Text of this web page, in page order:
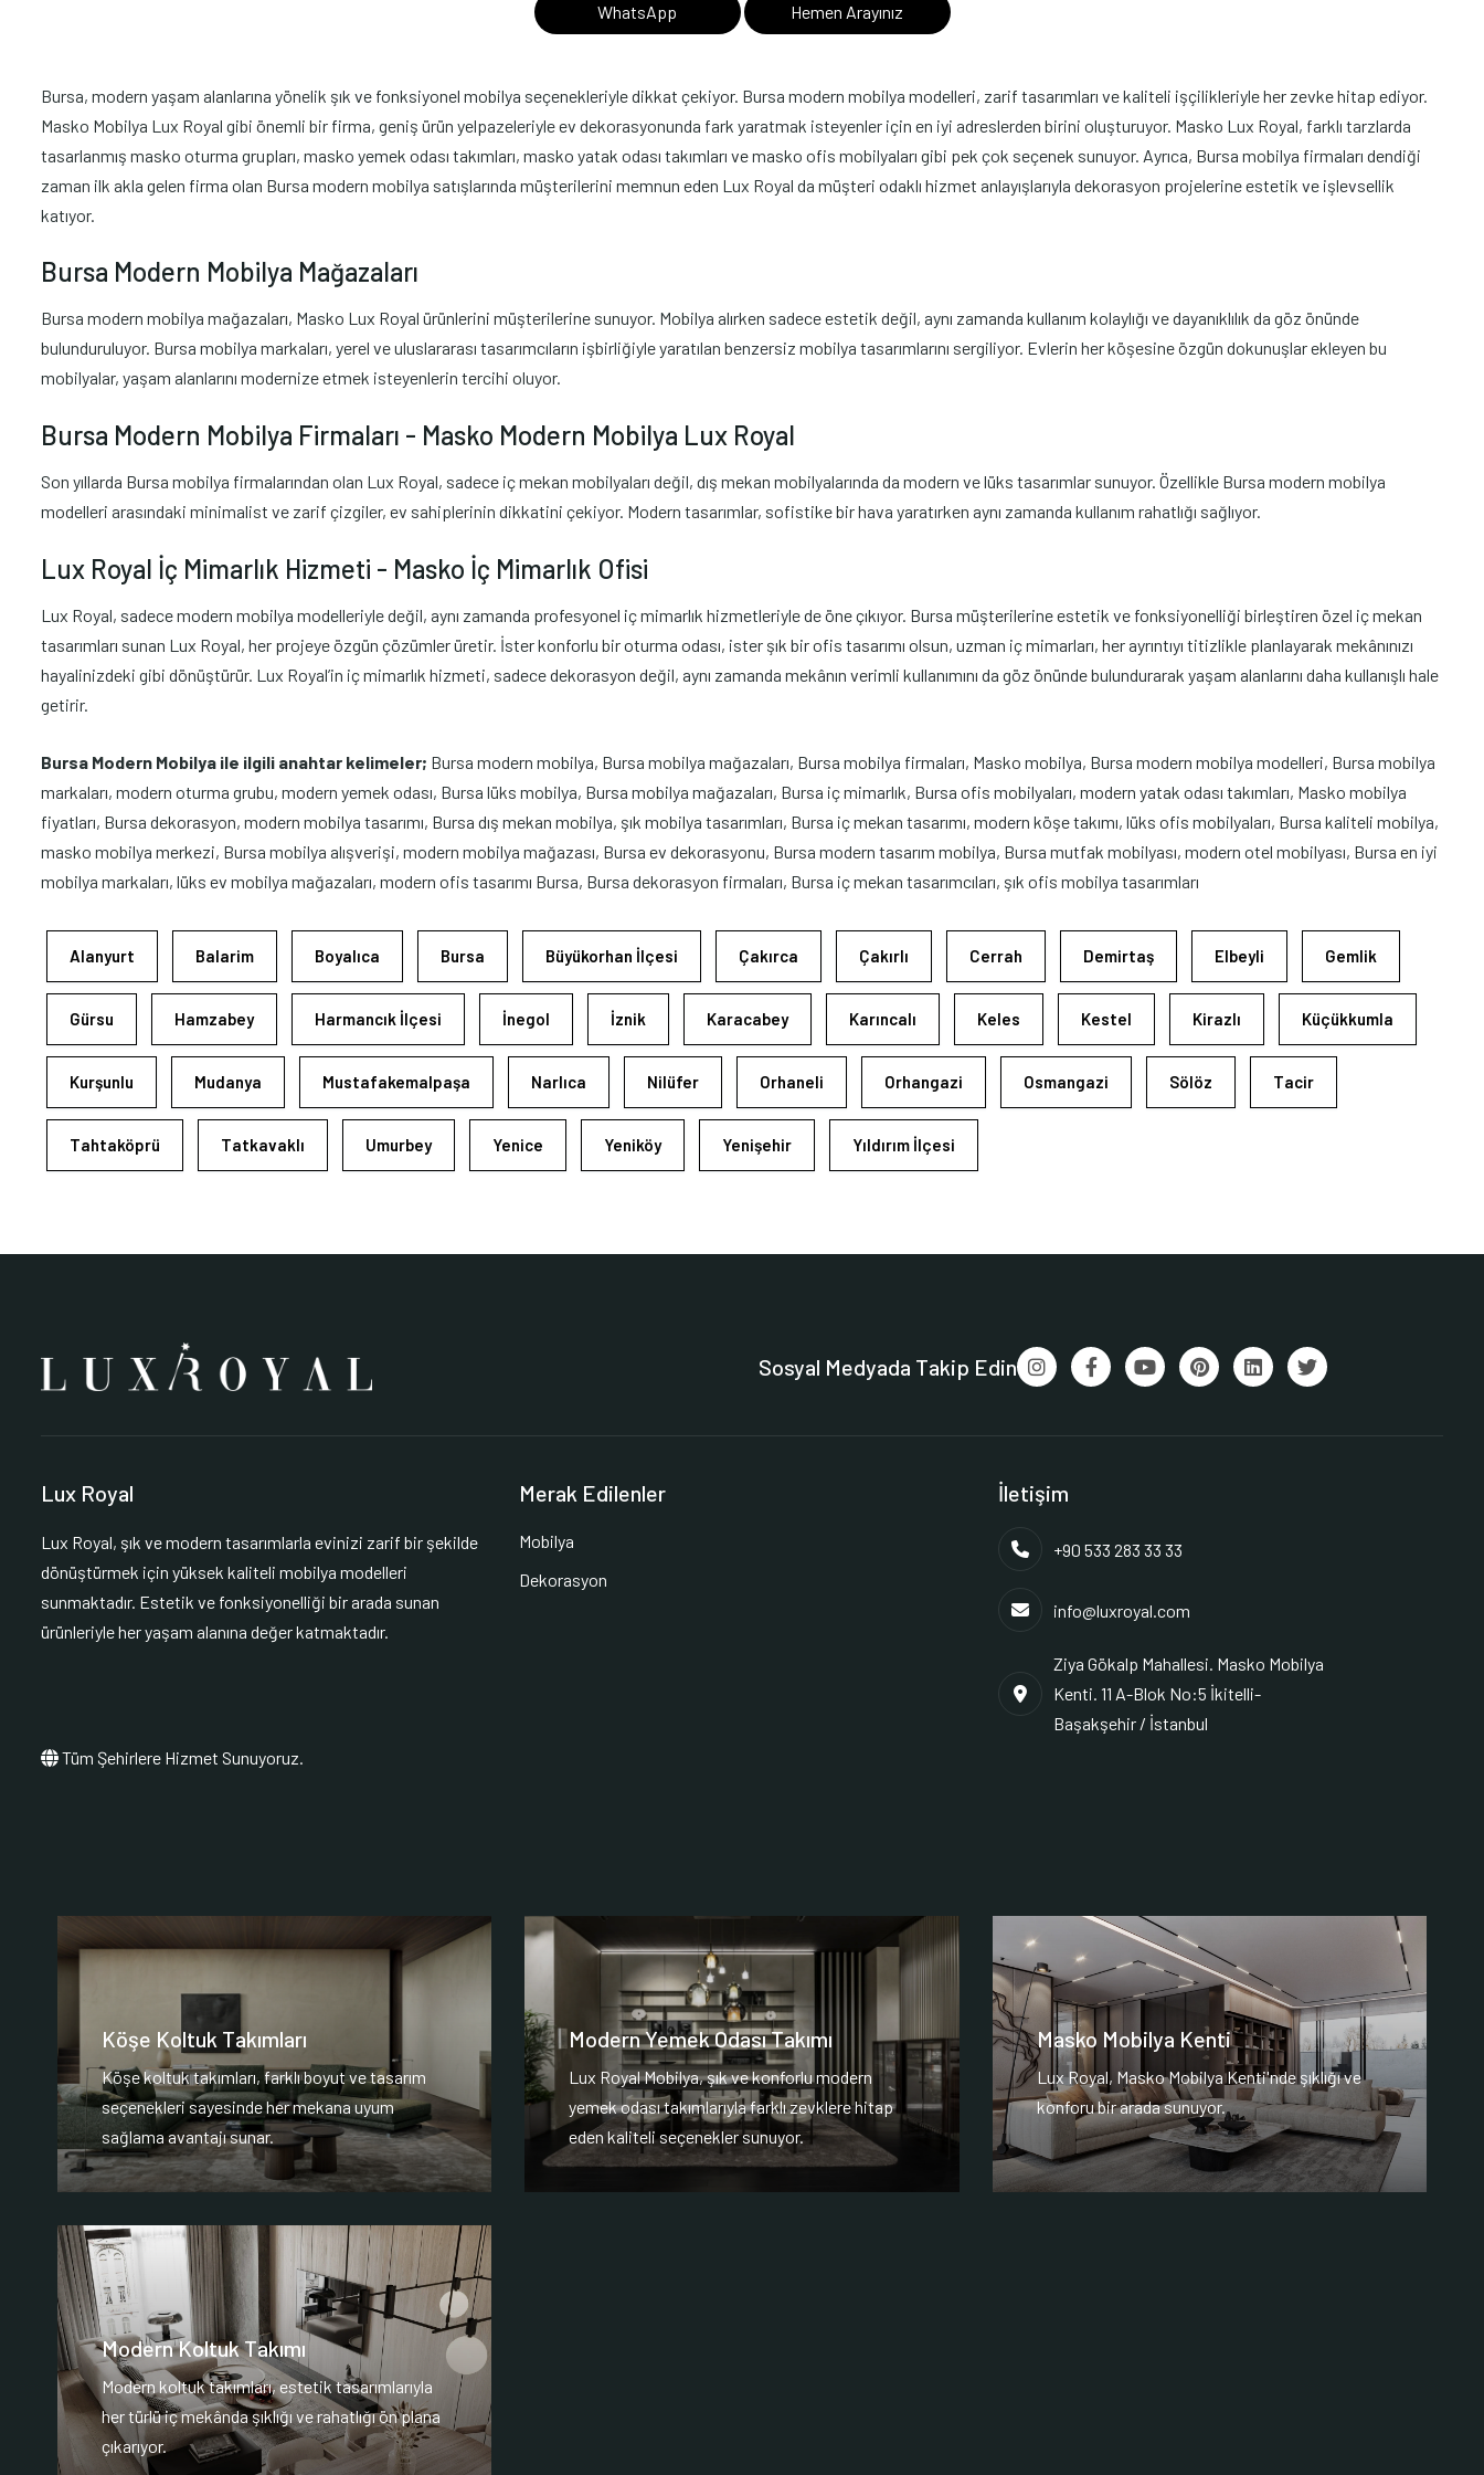
WhatsApp Hemen Arayınız
Bursa, modern yaşam alanlarına yönelik şık ve fonksiyonel mobilya seçenekleriyle dikkat çekiyor. Bursa modern mobilya modelleri, zarif tasarımları ve kaliteli işçilikleriyle her zevke hitap ediyor.
Masko Mobilya Lux Royal gibi önemli bir firma, geniş ürün yelpazeleriyle ev dekorasyonunda fark yaratmak isteyenler için en iyi adreslerden birini oluşturuyor. Masko Lux Royal, farklı tarzlarda
tasarlanmış masko oturma grupları, masko yemek odası takımları, masko yatak odası takımları ve masko ofis mobilyaları gibi pek çok seçenek sunuyor. Ayrıca, Bursa mobilya firmaları dendiği
zaman ilk akla gelen firma olan Bursa modern mobilya satışlarında müşterilerini memnun eden Lux Royal da müşteri odaklı hizmet anlayışlarıyla dekorasyon projelerine estetik ve işlevsellik
katıyor.
Bursa Modern Mobilya Mağazaları
Bursa modern mobilya mağazaları, Masko Lux Royal ürünlerini müşterilerine sunuyor. Mobilya alırken sadece estetik değil, aynı zamanda kullanım kolaylığı ve dayanıklılık da göz önünde
bulunduruluyor. Bursa mobilya markaları, yerel ve uluslararası tasarımcıların işbirliğiyle yaratılan benzersiz mobilya tasarımlarını sergiliyor. Evlerin her köşesine özgün dokunuşlar ekleyen bu
mobilyalar, yaşam alanlarını modernize etmek isteyenlerin tercihi oluyor.
Bursa Modern Mobilya Firmaları - Masko Modern Mobilya Lux Royal
Son yıllarda Bursa mobilya firmalarından olan Lux Royal, sadece iç mekan mobilyaları değil, dış mekan mobilyalarında da modern ve lüks tasarımlar sunuyor. Özellikle Bursa modern mobilya
modelleri arasındaki minimalist ve zarif çizgiler, ev sahiplerinin dikkatini çekiyor. Modern tasarımlar, sofistike bir hava yaratırken aynı zamanda kullanım rahatlığı sağlıyor.
Lux Royal İç Mimarlık Hizmeti - Masko İç Mimarlık Ofisi
Lux Royal, sadece modern mobilya modelleriyle değil, aynı zamanda profesyonel iç mimarlık hizmetleriyle de öne çıkıyor. Bursa müşterilerine estetik ve fonksiyonelliği birleştiren özel iç mekan
tasarımları sunan Lux Royal, her projeye özgün çözümler üretir. İster konforlu bir oturma odası, ister şık bir ofis tasarımı olsun, uzman iç mimarları, her ayrıntıyı titizlikle planlayarak mekânınızı
hayalinizdeki gibi dönüştürür. Lux Royal’in iç mimarlık hizmeti, sadece dekorasyon değil, aynı zamanda mekânın verimli kullanımını da göz önünde bulundurarak yaşam alanlarını daha kullanışlı hale
getirir.
Bursa Modern Mobilya ile ilgili anahtar kelimeler; Bursa modern mobilya, Bursa mobilya mağazaları, Bursa mobilya firmaları, Masko mobilya, Bursa modern mobilya modelleri, Bursa mobilya
markaları, modern oturma grubu, modern yemek odası, Bursa lüks mobilya, Bursa mobilya mağazaları, Bursa iç mimarlık, Bursa ofis mobilyaları, modern yatak odası takımları, Masko mobilya
fiyatları, Bursa dekorasyon, modern mobilya tasarımı, Bursa dış mekan mobilya, şık mobilya tasarımları, Bursa iç mekan tasarımı, modern köşe takımı, lüks ofis mobilyaları, Bursa kaliteli mobilya,
masko mobilya merkezi, Bursa mobilya alışverişi, modern mobilya mağazası, Bursa ev dekorasyonu, Bursa modern tasarım mobilya, Bursa mutfak mobilyası, modern otel mobilyası, Bursa en iyi
mobilya markaları, lüks ev mobilya mağazaları, modern ofis tasarımı Bursa, Bursa dekorasyon firmaları, Bursa iç mekan tasarımcıları, şık ofis mobilya tasarımları
Alanyurt Balarim Boyalıca Bursa Büyükorhan İlçesi Çakırca Çakırlı Cerrah Demirtaş Elbeyli Gemlik
Gürsu Hamzabey Harmancık İlçesi İnegol İznik Karacabey Karıncalı Keles Kestel Kirazlı Küçükkumla
Kurşunlu Mudanya Mustafakemalpaşa Narlıca Nilüfer Orhaneli Orhangazi Osmangazi Sölöz Tacir
Tahtaköprü Tatkavaklı Umurbey Yenice Yeniköy Yenişehir Yıldırım İlçesi
Sosyal Medyada Takip Edin
Lux Royal
Lux Royal, şık ve modern tasarımlarla evinizi zarif bir şekilde
dönüştürmek için yüksek kaliteli mobilya modelleri
sunmaktadır. Estetik ve fonksiyonelliği bir arada sunan
ürünleriyle her yaşam alanına değer katmaktadır.
Tüm Şehirlere Hizmet Sunuyoruz.
Merak Edilenler
Mobilya
Dekorasyon
İletişim
+90 533 283 33 33
info@luxroyal.com
Ziya Gökalp Mahallesi. Masko Mobilya
Kenti. 11 A-Blok No:5 İkitelli-
Başakşehir / İstanbul
Köşe Koltuk Takımları
Köşe koltuk takımları, farklı boyut ve tasarım
seçenekleri sayesinde her mekana uyum
sağlama avantajı sunar.
Modern Yemek Odası Takımı
Lux Royal Mobilya, şık ve konforlu modern
yemek odası takımlarıyla farklı zevklere hitap
eden kaliteli seçenekler sunuyor.
Masko Mobilya Kenti
Lux Royal, Masko Mobilya Kenti'nde şıklığı ve
konforu bir arada sunuyor.
Modern Koltuk Takımı
Modern koltuk takımları, estetik tasarımlarıyla
her türlü iç mekânda şıklığı ve rahatlığı ön plana
çıkarıyor.